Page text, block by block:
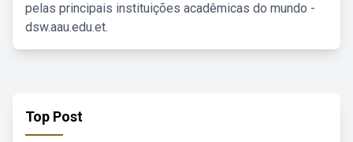
pelas principais instituições acadêmicas do mundo -
dsw.aau.edu.et.
Top Post